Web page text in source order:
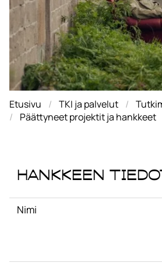
Etusivu TKI ja palvelut
Päättyneet projektit ja hankkeet
Hankkeen
Nimi